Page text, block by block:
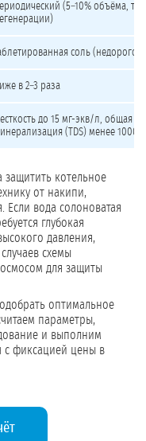
(5–10% объёма,
соль (недорого)
в 2–3 раза
до 15 мг-экв/л, общая
(TDS) менее
защитить котельное
от накипи,
Если вода солоноватая
глубокая
давления,
схемы
для защиты
оптимальное
параметры,
и выполним
с фиксацией цены в